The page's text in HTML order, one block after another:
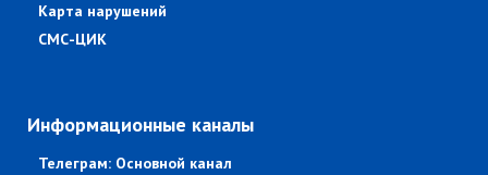
Карта нарушений
СМС-ЦИК
Информационные каналы
Телеграм: Основной канал